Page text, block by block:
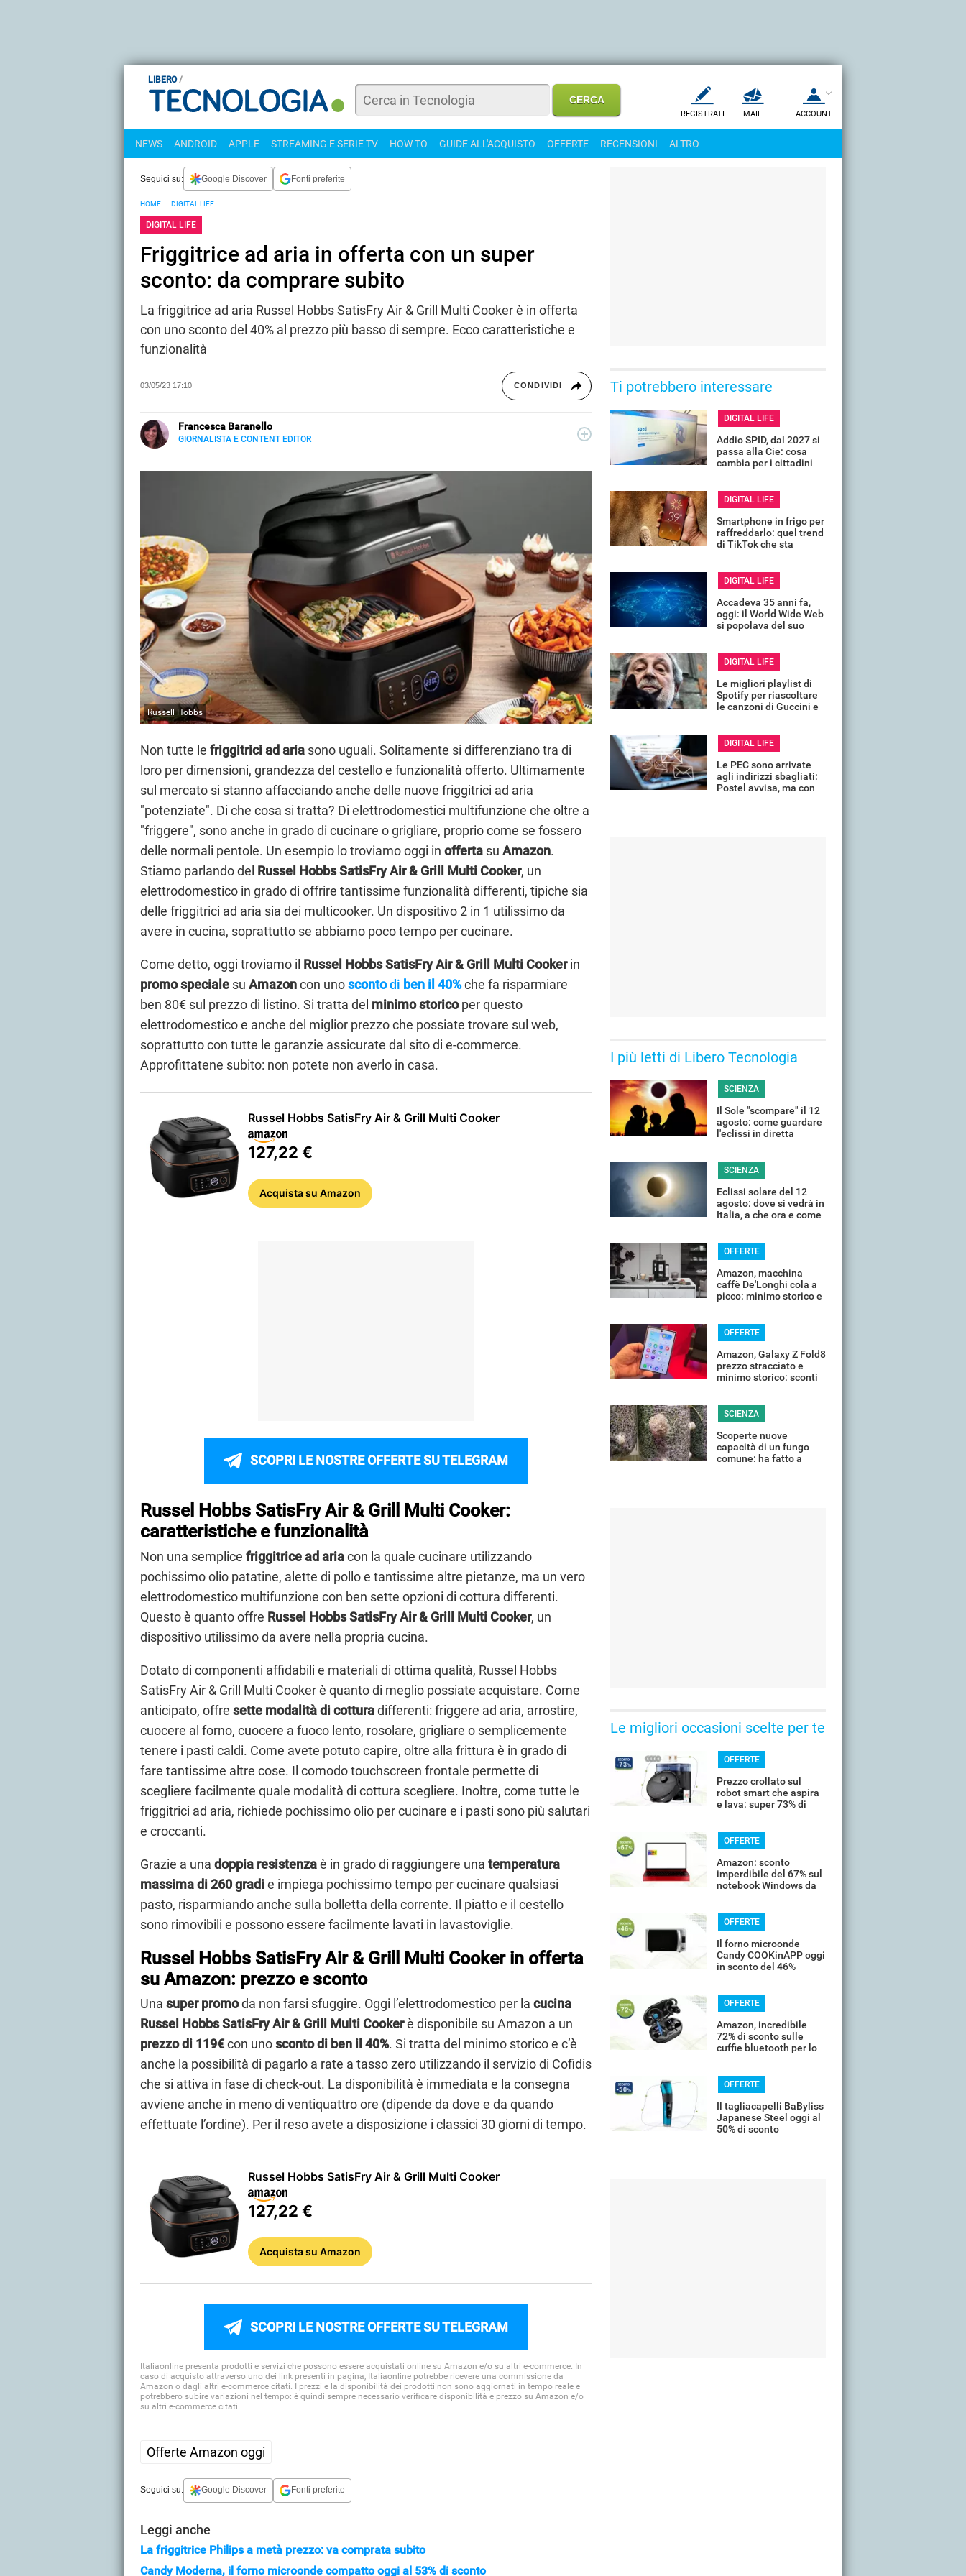
LIBERO
REGISTRATI MAIL ACCOUNT
NEWS ANDROID APPLE STREAMING E SERIE TV HOW TO GUIDE ALL'ACQUISTO OFFERTE RECENSIONI ALTRO
Seguici su: Google Discover Fonti preferite
HOME DIGITAL LIFE
DIGITAL LIFE
Friggitrice ad aria in offerta con un super
sconto: da comprare subito
La friggitrice ad aria Russel Hobbs SatisFry Air & Grill Multi Cooker è in offerta
con uno sconto del 40% al prezzo più basso di sempre. Ecco caratteristiche e
funzionalità
03/05/23 17:10 CONDIVIDI
Francesca Baranello
GIORNALISTA E CONTENT EDITOR
acquisti e offerte su gadget e prodotti tech.
Russell Hobbs
Non tutte le friggitrici ad aria sono uguali. Solitamente si differenziano tra di
loro per dimensioni, grandezza del cestello e funzionalità offerto. Ultimamente
sul mercato si stanno affacciando anche delle nuove friggitrici ad aria
"potenziate". Di che cosa si tratta? Di elettrodomestici multifunzione che oltre a
"friggere", sono anche in grado di cucinare o grigliare, proprio come se fossero
delle normali pentole. Un esempio lo troviamo oggi in offerta su Amazon.
Stiamo parlando del Russel Hobbs SatisFry Air & Grill Multi Cooker, un
elettrodomestico in grado di offrire tantissime funzionalità differenti, tipiche sia
delle friggitrici ad aria sia dei multicooker. Un dispositivo 2 in 1 utilissimo da
avere in cucina, soprattutto se abbiamo poco tempo per cucinare.
Come detto, oggi troviamo il Russel Hobbs SatisFry Air & Grill Multi Cookerin
promo speciale su Amazoncon unoscontodi ben il 40%che fa risparmiare
ben 80€ sul prezzo di listino. Si tratta del minimo storicoper questo
elettrodomestico e anche del miglior prezzo che possiate trovare sul web,
soprattutto con tutte le garanzie assicurate dal sito di e-commerce.
Approfittatene subito: non potete non averlo in casa.
Russel Hobbs SatisFry Air & Grill Multi Cooker
127,22 €
Acquistasu Amazon
SCOPRI LE NOSTRE OFFERTE SU TELEGRAM
Russel Hobbs SatisFry Air & Grill Multi Cooker:
caratteristiche e funzionalità
Non una semplice friggitrice ad ariacon la quale cucinare utilizzando
pochissimo olio patatine, alette di pollo e tantissime altre pietanze, ma un vero
elettrodomestico multifunzione con ben sette opzioni di cottura differenti.
Questo è quanto offre Russel Hobbs SatisFry Air & Grill Multi Cooker, un
dispositivo utilissimo da avere nella propria cucina.
Dotato di componenti affidabili e materiali di ottima qualità, Russel Hobbs
SatisFry Air & Grill Multi Cooker è quanto di meglio possiate acquistare. Come
anticipato, offre sette modalità di cotturadifferenti: friggere ad aria, arrostire,
cuocere al forno, cuocere a fuoco lento, rosolare, grigliare o semplicemente
tenere i pasti caldi. Come avete potuto capire, oltre alla frittura è in grado di
fare tantissime altre cose. Il comodo touchscreen frontale permette di
scegliere facilmente quale modalità di cottura scegliere. Inoltre, come tutte le
friggitrici ad aria, richiede pochissimo olio per cucinare e i pasti sono più salutari
e croccanti.
Grazie a una doppia resistenzaè in grado di raggiungere una temperatura
massima di 260 gradie impiega pochissimo tempo per cucinare qualsiasi
pasto, risparmiando anche sulla bolletta della corrente. Il piatto e il cestello
sono rimovibili e possono essere facilmente lavati in lavastoviglie.
Russel Hobbs SatisFry Air & Grill Multi Cooker in offerta
su Amazon: prezzo e sconto
Una super promoda non farsi sfuggire. Oggi l’elettrodomestico per la cucina
Russel Hobbs SatisFry Air & Grill Multi Cookerè disponibile su Amazon a un
prezzo di 119€con unosconto di ben il 40%. Si tratta del minimo storico e c’è
anche la possibilità di pagarlo a rate a tasso zero utilizzando il servizio di Cofidis
che si attiva in fase di check-out. La disponibilità è immediata e la consegna
avviene anche in meno di ventiquattro ore (dipende da dove e da quando
effettuate l’ordine). Per il reso avete a disposizione i classici 30 giorni di tempo.
Russel Hobbs SatisFry Air & Grill Multi Cooker
127,22 €
Acquistasu Amazon
SCOPRI LE NOSTRE OFFERTE SU TELEGRAM
Italiaonline presenta prodotti e servizi che possono essere acquistati online su Amazon e/o su altri e-commerce. In
caso di acquisto attraverso uno dei link presenti in pagina, Italiaonline potrebbe ricevere una commissione da
Amazon o dagli altri e-commerce citati. I prezzi e la disponibilità dei prodotti non sono aggiornati in tempo reale e
potrebbero subire variazioni nel tempo: è quindi sempre necessario verificare disponibilità e prezzo su Amazon e/o
su altri e-commerce citati.
Offerte Amazon oggi
Seguici su: Google Discover Fonti preferite
Leggi anche
La friggitrice Philips a metà prezzo: va comprata subito
Candy Moderna, il forno microonde compatto oggi al 53% di sconto
Ti potrebbero interessare
DIGITAL LIFE
Addio SPID, dal 2027 si
passa alla Cie: cosa
cambia per i cittadini
DIGITAL LIFE
Smartphone in frigo per
raffreddarlo: quel trend
di TikTok che sta
DIGITAL LIFE
Accadeva 35 anni fa,
oggi: il World Wide Web
si popolava del suo
DIGITAL LIFE
Le migliori playlist di
Spotify per riascoltare
le canzoni di Guccini e
DIGITAL LIFE
Le PEC sono arrivate
agli indirizzi sbagliati:
Postel avvisa, ma con
I più letti di Libero Tecnologia
SCIENZA
Il Sole "scompare" il 12
agosto: come guardare
l'eclissi in diretta
SCIENZA
Eclissi solare del 12
agosto: dove si vedrà in
Italia, a che ora e come
OFFERTE
Amazon, macchina
caffè De'Longhi cola a
picco: minimo storico e
OFFERTE
Amazon, Galaxy Z Fold8
prezzo stracciato e
minimo storico: sconti
SCIENZA
Scoperte nuove
capacità di un fungo
comune: ha fatto a
Le migliori occasioni scelte per te
OFFERTE
Prezzo crollato sul
robot smart che aspira
e lava: super 73% di
OFFERTE
Amazon: sconto
imperdibile del 67% sul
notebook Windows da
OFFERTE
Il forno microonde
Candy COOKinAPP oggi
in sconto del 46%
OFFERTE
Amazon, incredibile
72% di sconto sulle
cuffie bluetooth per lo
OFFERTE
Il tagliacapelli BaByliss
Japanese Steel oggi al
50% di sconto